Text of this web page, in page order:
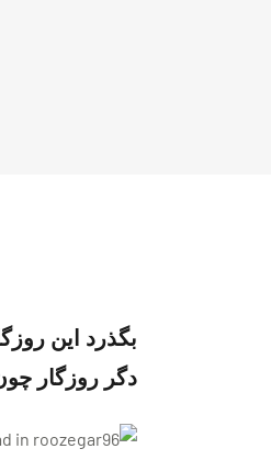
بگذرد این
دگر روزگار